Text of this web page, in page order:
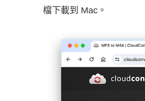
檔下載到 Mac。